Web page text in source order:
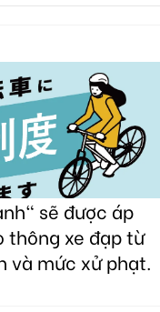
sẽ được áp
thông xe đạp từ
và mức xử phạt.